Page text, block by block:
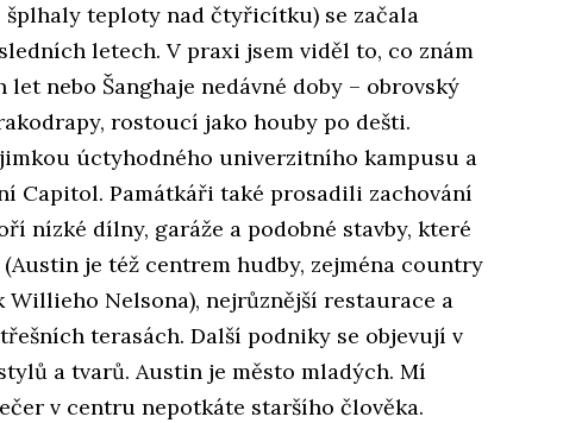
teploty nad čtyřicítku) se začala
letech. V praxi jsem viděl to, co znám
nebo Šanghaje nedávné doby – obrovský
rostoucí jako houby po dešti.
úctyhodného univerzitního kampusu a
Capitol. Památkáři také prosadili zachování
nízké dílny, garáže a podobné stavby, které
je též centrem hudby, zejména country
Nelsona), nejrůznější restaurace a
terasách. Další podniky se objevují v
a tvarů. Austin je město mladých. Mí
v centru nepotkáte staršího člověka.